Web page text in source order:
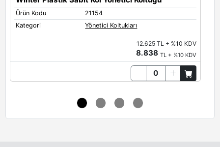
Ürün Kodu
21154
Kategori
Yönetici Koltukları
12.625 TL + %10 KDV
8.838TL + %10 KDV